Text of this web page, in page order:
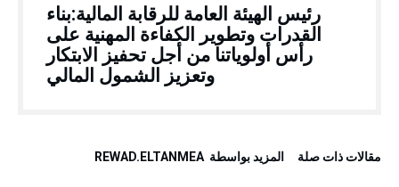
رئيس الهيئة العامة للرقابة المالية:بناء
القدرات وتطوير الكفاءة المهنية على
رأس أولوياتنا من أجل تحفيز الابتكار
وتعزيز الشمول المالي
‫مقالات ذات صلة‬ ‫‫المزيد بواسطة‬ ‬ REWAD.ELTANMEA